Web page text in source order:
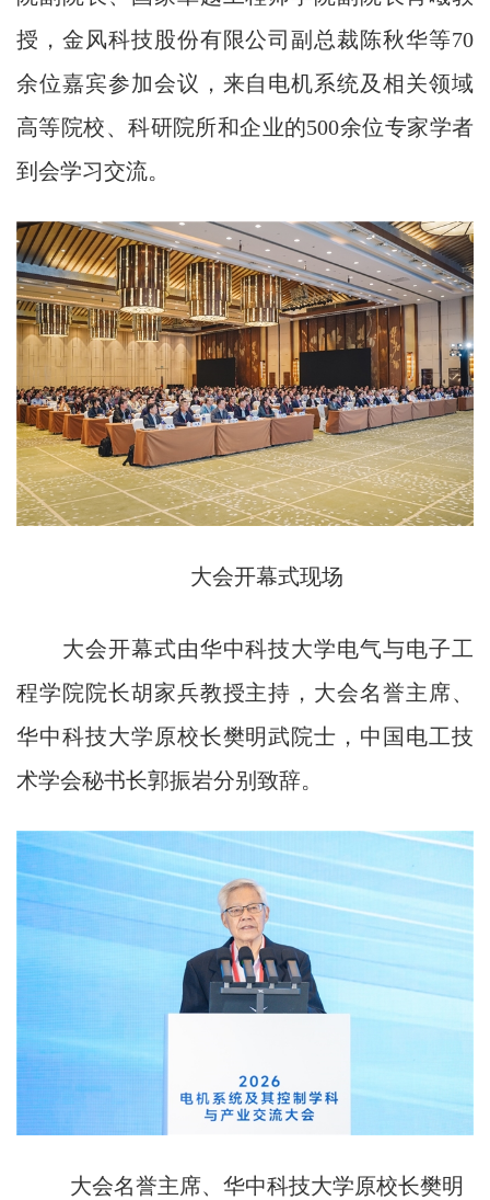
授，金风科技股份有限公司副总裁陈秋华等70
余位嘉宾参加会议，来自电机系统及相关领域
高等院校、科研院所和企业的500余位专家学者
到会学习交流。
大会开幕式现场
大会开幕式由华中科技大学电气与电子工
程学院院长胡家兵教授主持，大会名誉主席、
华中科技大学原校长樊明武院士，中国电工技
术学会秘书长郭振岩分别致辞。
大会名誉主席、华中科技大学原校长樊明